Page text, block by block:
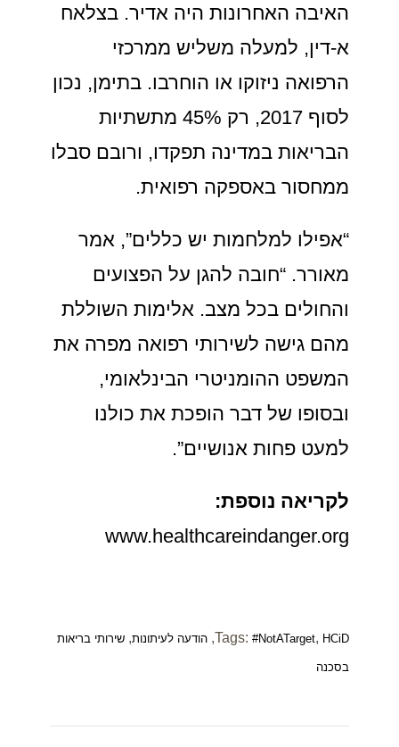
האיבה האחרונות היה אדיר. בצלאח
א-דין, למעלה משליש ממרכזי
הרפואה ניזוקו או הוחרבו. בתימן, נכון
לסוף 2017, רק 45% מתשתיות
הבריאות במדינה תפקדו, ורובם סבלו
ממחסור באספקה רפואית.
“אפילו למלחמות יש כללים”, אמר
מאורר. “חובה להגן על הפצועים
והחולים בכל מצב. אלימות השוללת
מהם גישה לשירותי רפואה מפרה את
המשפט ההומניטרי הבינלאומי,
ובסופו של דבר הופכת את כולנו
למעט פחות אנושיים”.
לקריאה נוספת:
www.healthcareindanger.org
Tags: #NotATarget, HCiD
, הודעה לעיתונות, שירותי בריאות
בסכנה